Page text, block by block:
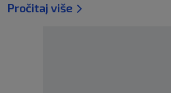
Pročitaj više